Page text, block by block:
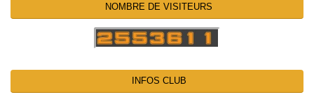
NOMBRE DE VISITEURS
INFOS CLUB